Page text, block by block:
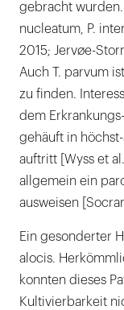
gebracht
nucleatum, P.
2015; Jervøe-
Auch T. parvum
zu finden.
dem
gehäuft in
auftritt [Wyss et
allgemein ein
ausweisen
Ein gesonderter
alocis.
konnten dieses
Kultivierbarkeit